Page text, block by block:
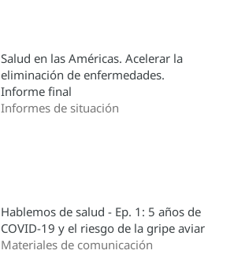
Salud en las Américas. Acelerar la
eliminación de enfermedades.
Informe final
Informes de situación
Hablemos de salud - Ep. 1: 5 años de
COVID-19 y el riesgo de la gripe aviar
Materiales de comunicación